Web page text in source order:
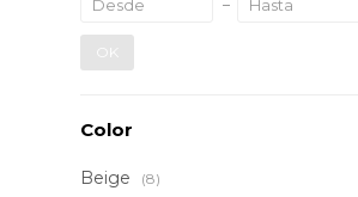
OK
Color
Beige (8)